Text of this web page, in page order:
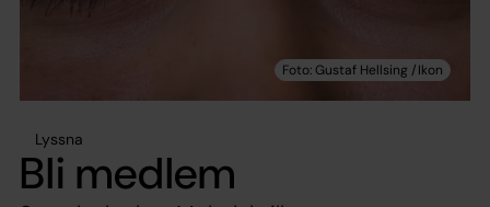
Lyssna
Bli medlem